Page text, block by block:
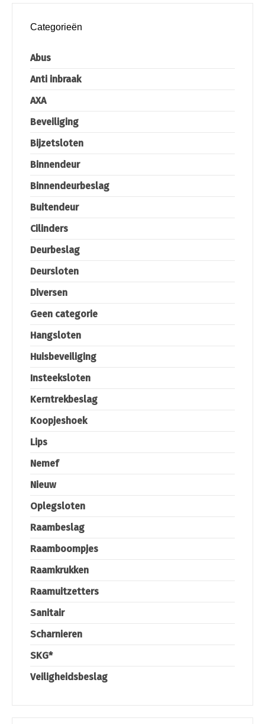
Categorieën
Abus
Anti inbraak
AXA
Beveiliging
Bijzetsloten
Binnendeur
Binnendeurbeslag
Buitendeur
Cilinders
Deurbeslag
Deursloten
Diversen
Geen categorie
Hangsloten
Huisbeveiliging
Insteeksloten
Kerntrekbeslag
Koopjeshoek
Lips
Nemef
Nieuw
Oplegsloten
Raambeslag
Raamboompjes
Raamkrukken
Raamuitzetters
Sanitair
Scharnieren
SKG*
Veiligheidsbeslag